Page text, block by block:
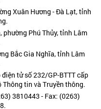
Xuân Hương - Đà Lạt, tỉnh
phường Phú Thủy, tỉnh Lâm
Bắc Gia Nghĩa, tỉnh Lâm
tử số 232/GP-BTTT cấp
Thông tin và Truyền thông.
3810443 - Fax: (0263)